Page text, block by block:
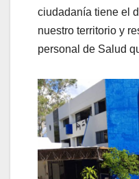
ciudadanía tiene el
nuestro territorio y
personal de Salud